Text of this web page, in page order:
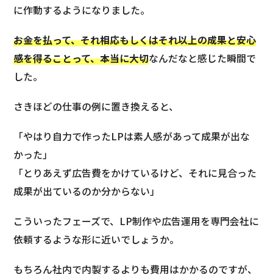
に作動するようになりました。
お金を払って、それ相応もしくはそれ以上の成果と安心
感を得ることって、本当に大切なんだなと感じた瞬間で
した。
さきほどの仕事の例に置き換えると、
「やはり自力で作ったLPは素人感があって成果が出な
かった」
「とりあえず広告費をかけているけど、それに見合った
成果が出ているのか分からない」
こういったフェーズで、LP制作や広告運用を専門会社に
依頼するような形に近いでしょうか。
もちろん社内で内製するよりも費用はかかるのですが、